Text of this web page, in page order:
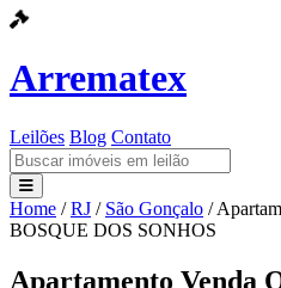
Arrematex
Leilões Blog Contato
Leilões
Blog
Home / RJ / São Gonçalo /
BOSQUE DOS SONHOS
Apartamento Venda